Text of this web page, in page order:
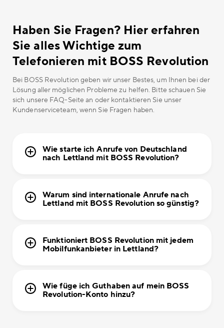
Haben Sie Fragen? Hier erfahren
Sie alles Wichtige zum
Telefonieren mit BOSS Revolution
Bei BOSS Revolution geben wir unser Bestes, um Ihnen bei der
Lösung aller möglichen Probleme zu helfen. Bitte schauen Sie
sich unsere FAQ-Seite an oder kontaktieren Sie unser
Kundenserviceteam, wenn Sie Fragen haben.
Wie starte ich Anrufe von Deutschland
nach Lettland mit BOSS Revolution?
Warum sind internationale Anrufe nach
Lettland mit BOSS Revolution so günstig?
Funktioniert BOSS Revolution mit jedem
Mobilfunkanbieter in Lettland?
Wie füge ich Guthaben auf mein BOSS
Revolution-Konto hinzu?